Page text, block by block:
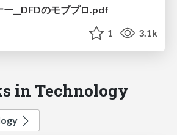
__DFDのモブプロ.pdf
1 3.1k
in Technology